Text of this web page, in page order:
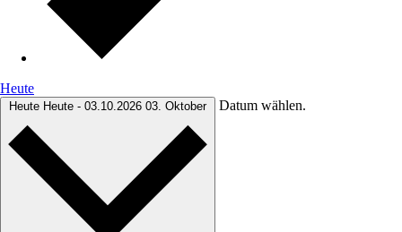
Heute
Heute Heute - 03.10.2026 03. Oktober Datum wählen.